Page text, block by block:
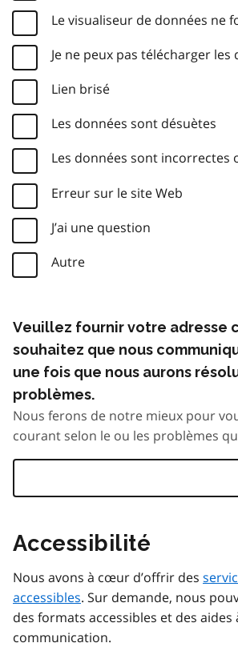
Le visualiseur de données ne
Je ne peux pas télécharger les
Lien brisé
Les données sont désuètes
Les données sont incorrectes
Erreur sur le site Web
J’ai une question
Autre
Veuillez fournir votre adresse
souhaitez que nous
une fois que nous aurons
problèmes.
Nous ferons de notre mieux pour
courant selon le ou les problèmes
Accessibilité
Nous avons à cœur d’offrir des
accessibles. Sur demande, nous
des formats accessibles et des aides
communication.